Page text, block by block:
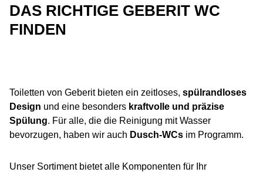
DAS RICHTIGE GEBERIT WC
FINDEN
Toiletten von Geberit bieten ein zeitloses, spülrandloses
Design und eine besonders kraftvolle und präzise
Spülung. Für alle, die die Reinigung mit Wasser
bevorzugen, haben wir auch Dusch-WCs im Programm.
Unser Sortiment bietet alle Komponenten für Ihr